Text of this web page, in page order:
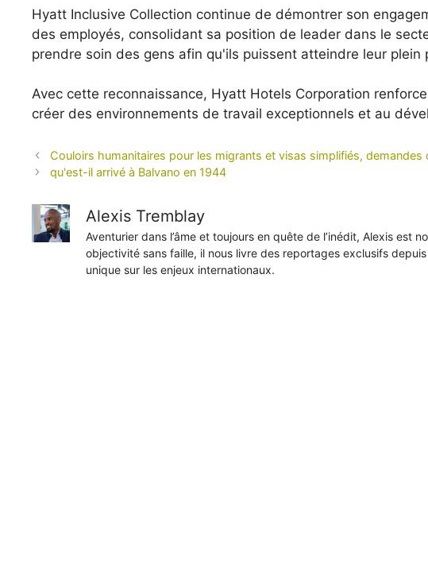
Hyatt Inclusive Collection continue de démontrer son
des employés, consolidant sa position de leader dans le
prendre soin des gens afin qu'ils puissent atteindre leur plein
Avec cette reconnaissance, Hyatt Hotels Corporation
créer des environnements de travail exceptionnels et au
Couloirs humanitaires pour les migrants et visas simplifiés, demandes
qu'est-il arrivé à Balvano en 1944
Alexis Tremblay
Aventurier dans l’âme et toujours en quête de l’inédit, Alexis est
objectivité sans faille, il nous livre des reportages exclusifs
unique sur les enjeux internationaux.